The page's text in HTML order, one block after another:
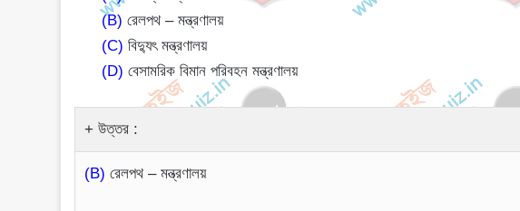
(B) রেলপথ – মন্ত্রণালয়
(C) বিদ্যুৎ মন্ত্রণালয়
(D) বেসামরিক বিমান পরিবহন মন্ত্রণালয়
উত্তর :
(B) রেলপথ – মন্ত্রণালয়